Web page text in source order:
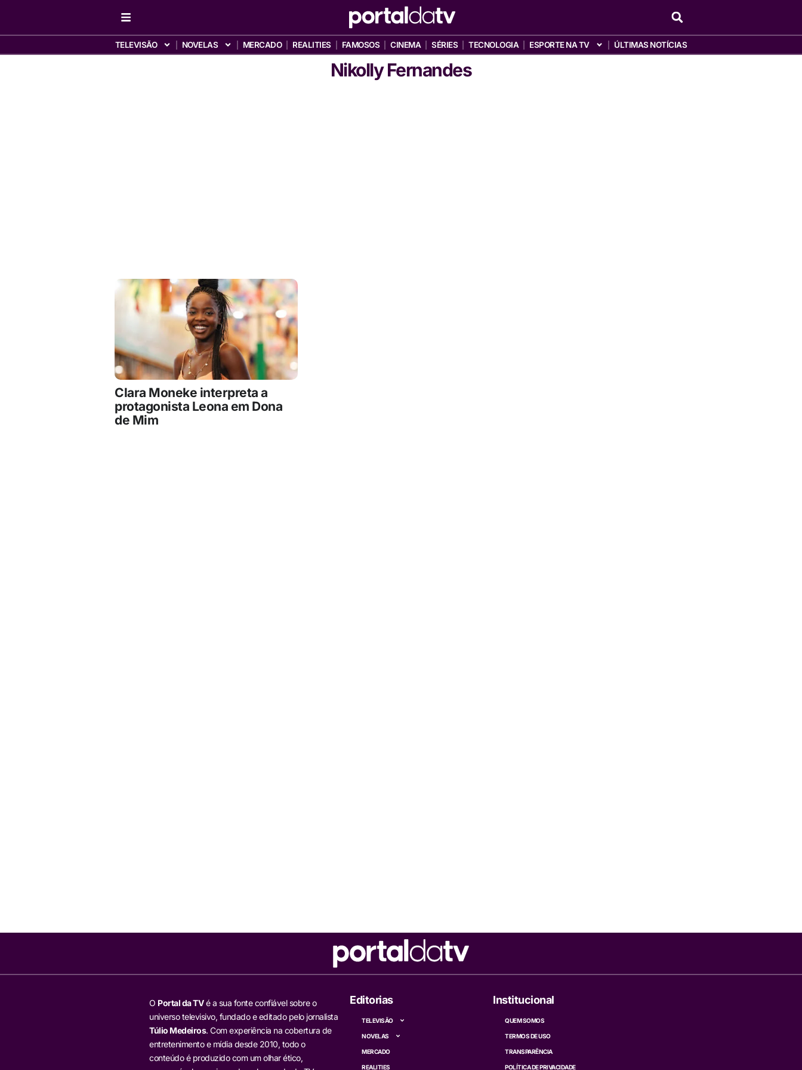
TELEVISÃO NOVELAS MERCADO REALITIES FAMOSOS CINEMA SÉRIES TECNOLOGIA ESPORTE NA TV ÚLTIMAS NOTÍCIAS
Nikolly Fernandes
Clara Moneke interpreta a
protagonista Leona em Dona
de Mim
O Portal da TVé a sua fonte confiável sobre o
universo televisivo, fundado e editado pelo jornalista
Túlio Medeiros. Com experiência na cobertura de
entretenimento e mídia desde 2010, todo o
conteúdo é produzido com um olhar ético,
Editorias
TELEVISÃO
NOVELAS
MERCADO
REALITIES
Institucional
QUEM SOMOS
TERMOS DE USO
TRANSPARÊNCIA
POLÍTICA DE PRIVACIDADE